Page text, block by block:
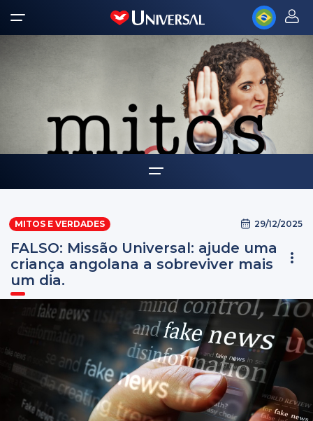
Quem somos
MITOS E VERDADES 29/12/2025
FALSO: Missão Universal: ajude uma
criança angolana a sobreviver mais
um dia.